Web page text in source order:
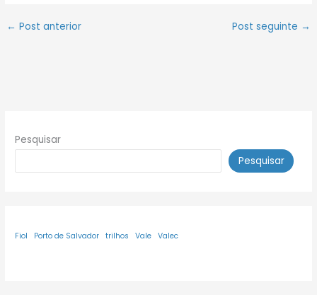
← Post anterior Post seguinte →
Pesquisar
Pesquisar
Fiol Porto de Salvador trilhos Vale Valec